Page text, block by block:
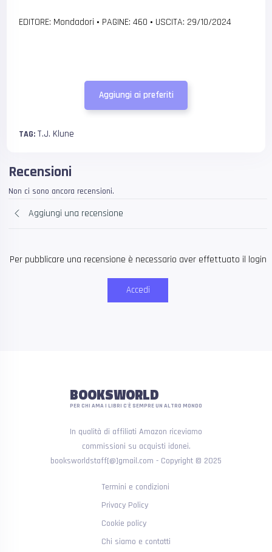
EDITORE: Mondadori • PAGINE: 460 • USCITA: 29/10/2024
Aggiungi ai preferiti
TAG: T.J. Klune
Recensioni
Non ci sono ancora recensioni.
Aggiungi una recensione
Per pubblicare una recensione è necessario aver effettuato il login
Accedi
BOOKSWORLD
PER CHI AMA I LIBRI C'È SEMPRE UN ALTRO MONDO
In qualità di affiliati Amazon riceviamo
commissioni su acquisti idonei.
booksworldstaff[@]gmail.com - Copyright © 2025
Termini e condizioni
Privacy Policy
Cookie policy
Chi siamo e contatti